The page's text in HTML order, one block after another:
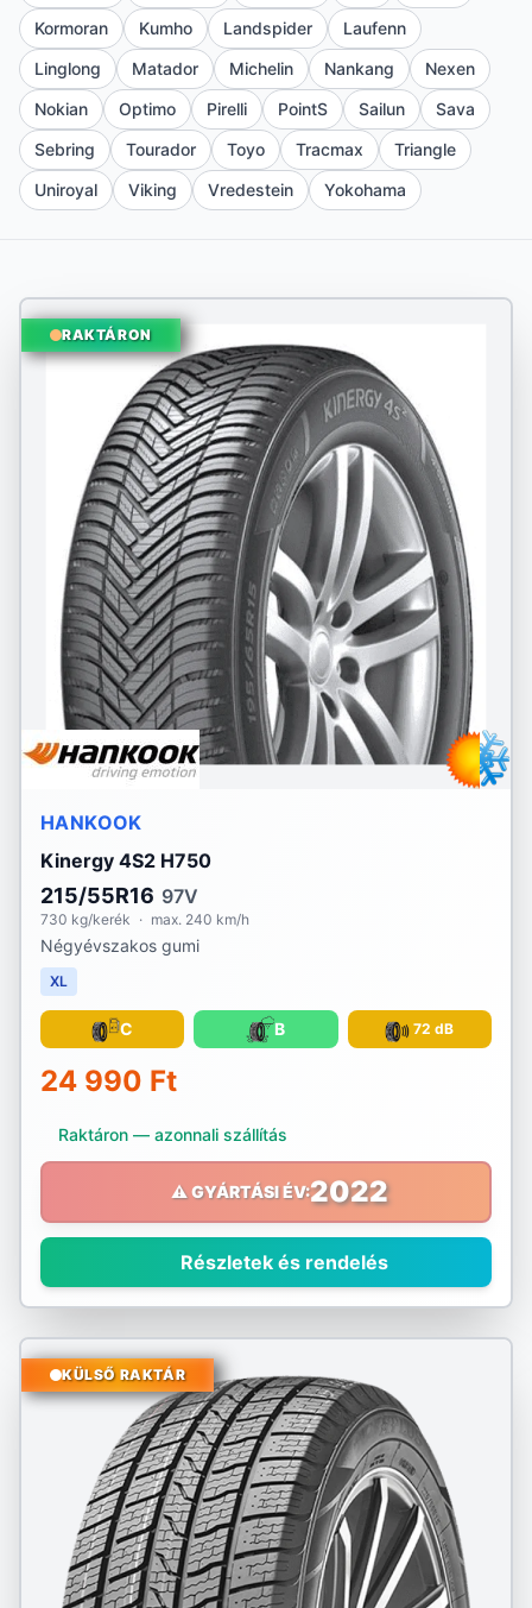
Kormoran
Kumho Landspider
Laufenn
Linglong
Matador Michelin Nankang
Nexen
Nokian
Optimo Pirelli PointS Sailun
Sava
Sebring
Tourador Toyo Tracmax
Triangle
Uniroyal
Viking Vredestein Yokohama
RAKTÁRON
HANKOOK
Kinergy 4S2 H750
215/55R16 97V
730 kg/kerék · max. 240 km/h
Négyévszakos gumi
XL
C B 72 dB
24 990 Ft
Raktáron — azonnali szállítás
⚠️ GYÁRTÁSI ÉV:2022
Részletek és rendelés
KÜLSŐ RAKTÁR